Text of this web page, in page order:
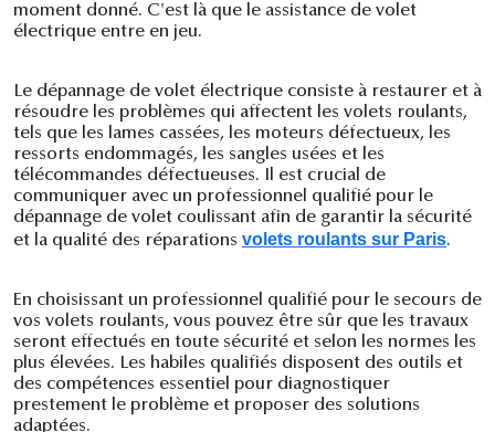
moment donné. C'est là que le assistance de volet
électrique entre en jeu.
Le dépannage de volet électrique consiste à restaurer et à
résoudre les problèmes qui affectent les volets roulants,
tels que les lames cassées, les moteurs défectueux, les
ressorts endommagés, les sangles usées et les
télécommandes défectueuses. Il est crucial de
communiquer avec un professionnel qualifié pour le
dépannage de volet coulissant afin de garantir la sécurité
et la qualité des réparations volets roulants sur Paris.
En choisissant un professionnel qualifié pour le secours de
vos volets roulants, vous pouvez être sûr que les travaux
seront effectués en toute sécurité et selon les normes les
plus élevées. Les habiles qualifiés disposent des outils et
des compétences essentiel pour diagnostiquer
prestement le problème et proposer des solutions
adaptées.